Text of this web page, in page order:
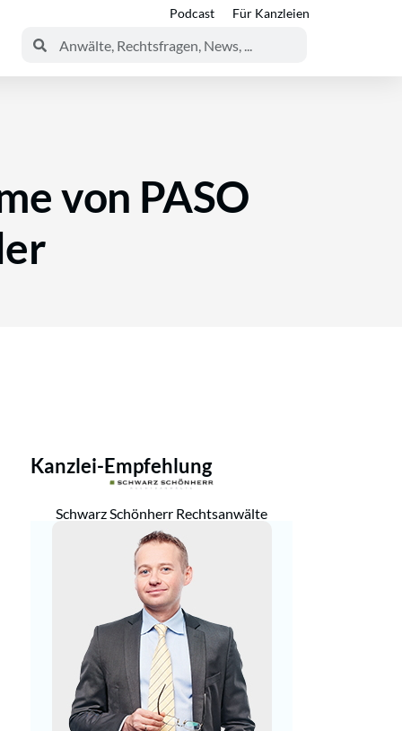
Podcast Für Kanzleien
von PASO
Kanzlei-Empfehlung
Schwarz Schönherr Rechtsanwälte